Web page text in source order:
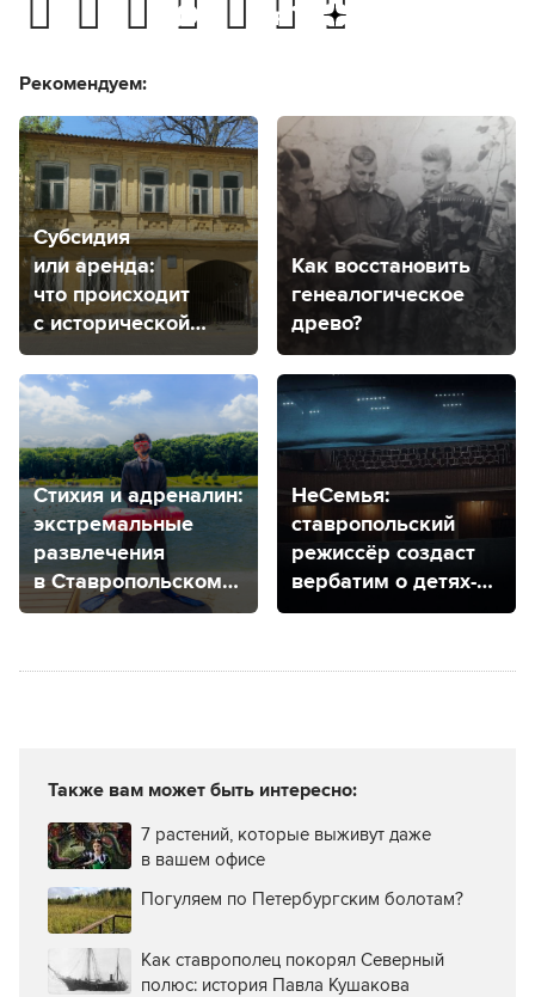
Рекомендуем:
Субсидия
или аренда:
что происходит
с исторической
усадьбой
Венециановых
в Ставрополе?
Как восстановить
генеалогическое
древо?
Стихия и адреналин:
экстремальные
развлечения
в Ставропольском
крае
НеСемья:
ставропольский
режиссёр создаст
вербатим о детях-
сиротах
Также вам может быть интересно:
7 растений, которые выживут даже
в вашем офисе
Погуляем по Петербургским болотам?
Как ставрополец покорял Северный
полюс: история Павла Кушакова